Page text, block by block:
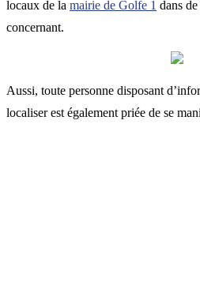
locaux de la mairie de Golfe 1 dans
concernant.
Aussi, toute personne disposant
localiser est également priée de se